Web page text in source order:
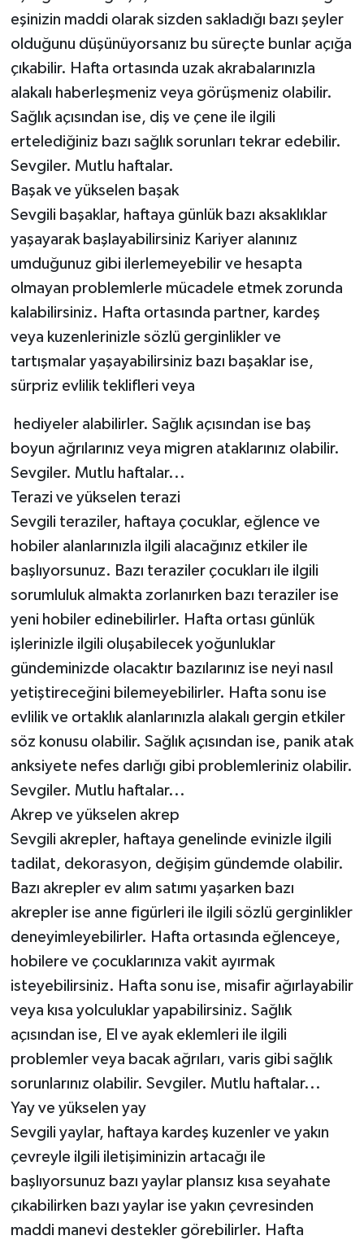
eşinizin maddi olarak sizden sakladığı bazı şeyler
olduğunu düşünüyorsanız bu süreçte bunlar açığa
çıkabilir. Hafta ortasında uzak akrabalarınızla
alakalı haberleşmeniz veya görüşmeniz olabilir.
Sağlık açısından ise, diş ve çene ile ilgili
ertelediğiniz bazı sağlık sorunları tekrar edebilir.
Sevgiler. Mutlu haftalar.
Başak ve yükselen başak
Sevgili başaklar, haftaya günlük bazı aksaklıklar
yaşayarak başlayabilirsiniz Kariyer alanınız
umduğunuz gibi ilerlemeyebilir ve hesapta
olmayan problemlerle mücadele etmek zorunda
kalabilirsiniz. Hafta ortasında partner, kardeş
veya kuzenlerinizle sözlü gerginlikler ve
tartışmalar yaşayabilirsiniz bazı başaklar ise,
sürpriz evlilik teklifleri veya
hediyeler alabilirler. Sağlık açısından ise baş
boyun ağrılarınız veya migren ataklarınız olabilir.
Sevgiler. Mutlu haftalar...
Terazi ve yükselen terazi
Sevgili teraziler, haftaya çocuklar, eğlence ve
hobiler alanlarınızla ilgili alacağınız etkiler ile
başlıyorsunuz. Bazı teraziler çocukları ile ilgili
sorumluluk almakta zorlanırken bazı teraziler ise
yeni hobiler edinebilirler. Hafta ortası günlük
işlerinizle ilgili oluşabilecek yoğunluklar
gündeminizde olacaktır bazılarınız ise neyi nasıl
yetiştireceğini bilemeyebilirler. Hafta sonu ise
evlilik ve ortaklık alanlarınızla alakalı gergin etkiler
söz konusu olabilir. Sağlık açısından ise, panik atak
anksiyete nefes darlığı gibi problemleriniz olabilir.
Sevgiler. Mutlu haftalar...
Akrep ve yükselen akrep
Sevgili akrepler, haftaya genelinde evinizle ilgili
tadilat, dekorasyon, değişim gündemde olabilir.
Bazı akrepler ev alım satımı yaşarken bazı
akrepler ise anne figürleri ile ilgili sözlü gerginlikler
deneyimleyebilirler. Hafta ortasında eğlenceye,
hobilere ve çocuklarınıza vakit ayırmak
isteyebilirsiniz. Hafta sonu ise, misafir ağırlayabilir
veya kısa yolculuklar yapabilirsiniz. Sağlık
açısından ise, El ve ayak eklemleri ile ilgili
problemler veya bacak ağrıları, varis gibi sağlık
sorunlarınız olabilir. Sevgiler. Mutlu haftalar...
Yay ve yükselen yay
Sevgili yaylar, haftaya kardeş kuzenler ve yakın
çevreyle ilgili iletişiminizin artacağı ile
başlıyorsunuz bazı yaylar plansız kısa seyahate
çıkabilirken bazı yaylar ise yakın çevresinden
maddi manevi destekler görebilirler. Hafta